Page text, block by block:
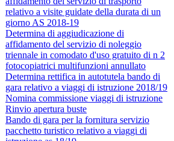
relativo a visite guidate della durata di un
giorno AS 2018-19
Determina di aggiudicazione di
affidamento del servizio di noleggio
triennale in comodato d'uso gratuito di n 2
fotocopiatrici multifunzioni annullato
Determina rettifica in autotutela bando di
gara relativo a viaggi di istruzione 2018/19
Nomina commissione viaggi di istruzione
Rinvio apertura buste
Bando di gara per la fornitura servizio
pacchetto turistico relativo a viaggi di